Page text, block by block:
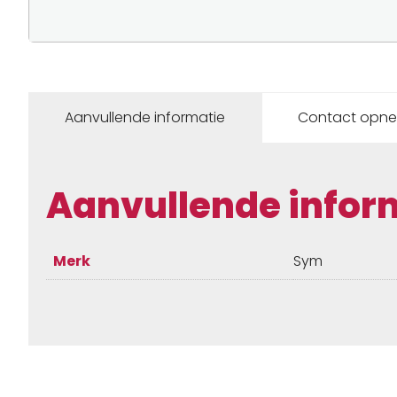
Aanvullende informatie Contact
Aanvullende
Merk Sym